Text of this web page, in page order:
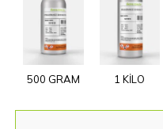
500 GRAM 1 KİLO